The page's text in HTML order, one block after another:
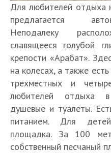
Для любителей отдыха
предлагается
Неподалеку
славящееся голубой
крепости «Арабат».
на колесах, а также
трехместных и
любителей отдыха в
душевые и туалеты.
питанием. Для
площадка. За 100
собственный песчаный